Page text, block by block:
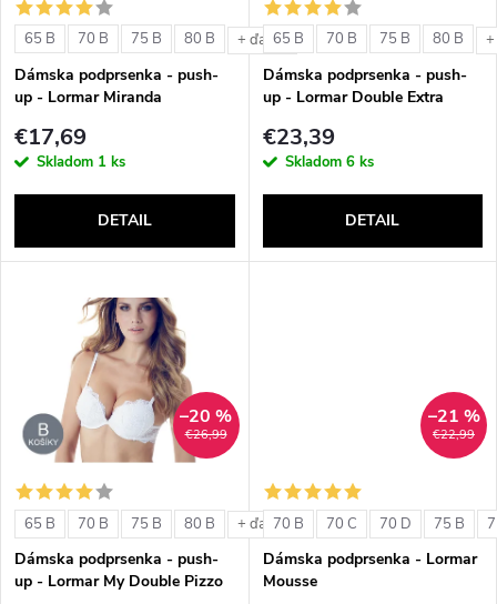
e
p
r
d
t
o
v
s
p
r
o
d
t
o
v
65 B 70 B 75 B 80 B + ďalšie
Dámska podprsenka - push-
up - Lormar Miranda
€17,69
Skladom 1 ks
DETAIL
65 B 70 B 75 B 80 B
Dámska podprsenka - push-
up - Lormar Double Extra
€23,39
Skladom 6 ks
DETAIL
€26,99
–20 %
65 B 70 B 75 B 80 B + ďalšie
Dámska podprsenka - push-
up - Lormar My Double Pizzo
€22,99
–21 %
70 B 70 C 70 D 75 B
Dámska podprsenka - Lormar
Mousse